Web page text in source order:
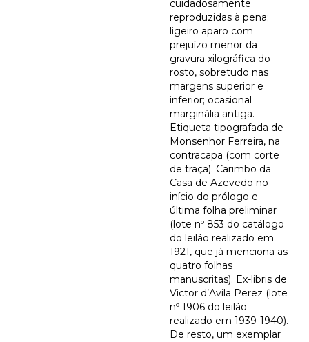
cuidadosamente
reproduzidas à pena;
ligeiro aparo com
prejuízo menor da
gravura xilográfica do
rosto, sobretudo nas
margens superior e
inferior; ocasional
marginália antiga.
Etiqueta tipografada de
Monsenhor Ferreira, na
contracapa (com corte
de traça). Carimbo da
Casa de Azevedo no
início do prólogo e
última folha preliminar
(lote nº 853 do catálogo
do leilão realizado em
1921, que já menciona as
quatro folhas
manuscritas). Ex-libris de
Victor d’Avila Perez (lote
nº 1906 do leilão
realizado em 1939-1940).
De resto, um exemplar